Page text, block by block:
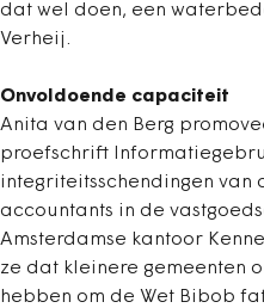
dat wel doen, een
Verheij.
Onvoldoende capaciteit
Anita van den Berg
proefschrift
integriteitsschendingen van
accountants in de
Amsterdamse kantoor
ze dat kleinere gemeenten
hebben om de Wet Bibob